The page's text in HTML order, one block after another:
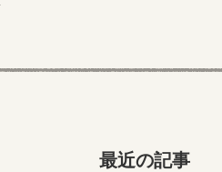
最近の記事